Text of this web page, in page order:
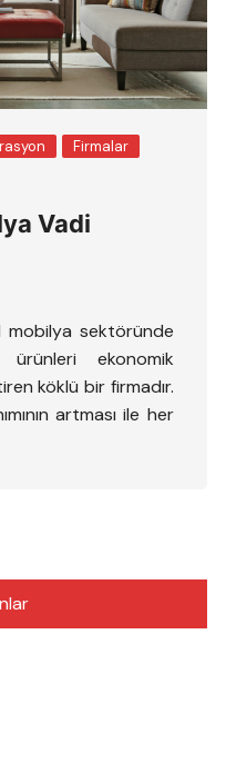
Firmalar
Vadi
mobilya sektöründe
ürünleri ekonomik
köklü bir firmadır.
artması ile her